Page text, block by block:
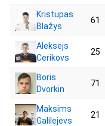
Kristupas
Blažys
61
Aleksejs
Cerikovs
25
Boris
Dvorkin
71
Maksims
Galilejevs
21